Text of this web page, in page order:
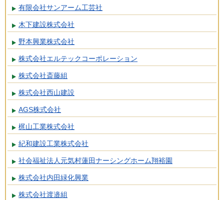
有限会社サンアーム工芸社
木下建設株式会社
野本興業株式会社
株式会社エルテックコーポレーション
株式会社斎藤組
株式会社西山建設
AGS株式会社
梶山工業株式会社
紀和建設工業株式会社
社会福祉法人元気村蓮田ナーシングホーム翔裕園
株式会社内田緑化興業
株式会社渡邉組